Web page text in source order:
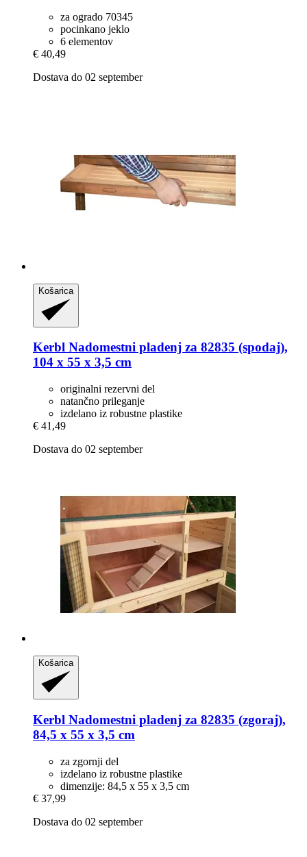
za ogrado 70345
pocinkano jeklo
6 elementov
€ 40,49
Dostava do 02 september
Košarica
Kerbl Nadomestni pladenj za 82835 (spodaj),
104 x 55 x 3,5 cm
originalni rezervni del
natančno prileganje
izdelano iz robustne plastike
€ 41,49
Dostava do 02 september
Košarica
Kerbl Nadomestni pladenj za 82835 (zgoraj),
84,5 x 55 x 3,5 cm
za zgornji del
izdelano iz robustne plastike
dimenzije: 84,5 x 55 x 3,5 cm
€ 37,99
Dostava do 02 september